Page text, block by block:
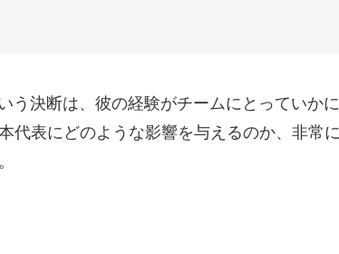
決断は、彼の経験がチームにとっていか
代表にどのような影響を与えるのか、非常